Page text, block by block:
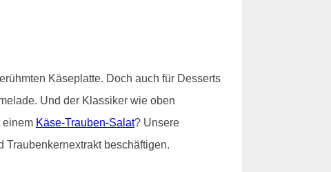
Käseplatte. Doch auch für Desserts
Und der Klassiker wie oben
einem Käse-Trauben-Salat? Unsere
Traubenkernextrakt beschäftigen.